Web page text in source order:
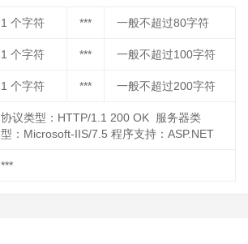
1 个字符 *** 一般不超过80字符
1 个字符 *** 一般不超过100字符
1 个字符 *** 一般不超过200字符
协议类型：HTTP/1.1 200 OK 服务器类
型：Microsoft-IIS/7.5 程序支持：ASP.NET
***